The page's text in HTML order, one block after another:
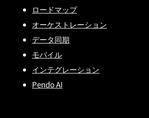
ロードマップ
オーケストレーション
データ同期
モバイル
インテグレーション
Pendo AI